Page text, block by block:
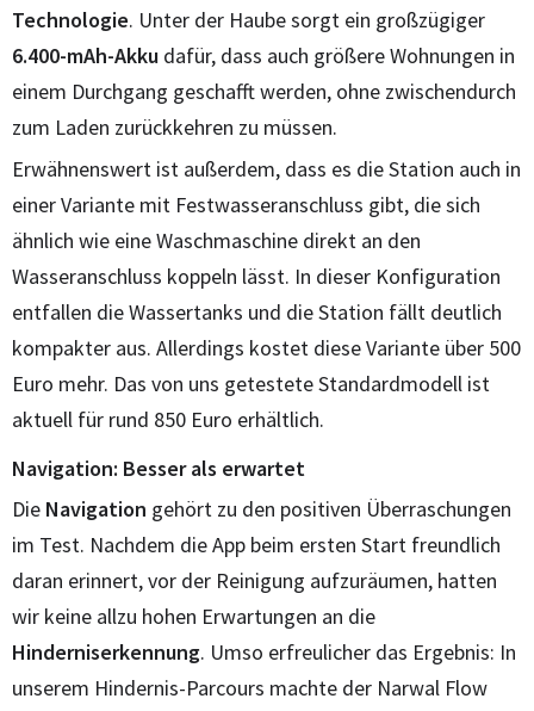
Technologie. Unter der Haube sorgt ein großzügiger
6.400-mAh-Akku dafür, dass auch größere Wohnungen in
einem Durchgang geschafft werden, ohne zwischendurch
zum Laden zurückkehren zu müssen.
Erwähnenswert ist außerdem, dass es die Station auch in
einer Variante mit Festwasseranschluss gibt, die sich
ähnlich wie eine Waschmaschine direkt an den
Wasseranschluss koppeln lässt. In dieser Konfiguration
entfallen die Wassertanks und die Station fällt deutlich
kompakter aus. Allerdings kostet diese Variante über 500
Euro mehr. Das von uns getestete Standardmodell ist
aktuell für rund 850 Euro erhältlich.
Navigation: Besser als erwartet
Die Navigation gehört zu den positiven Überraschungen
im Test. Nachdem die App beim ersten Start freundlich
daran erinnert, vor der Reinigung aufzuräumen, hatten
wir keine allzu hohen Erwartungen an die
Hinderniserkennung. Umso erfreulicher das Ergebnis: In
unserem Hindernis-Parcours machte der Narwal Flow